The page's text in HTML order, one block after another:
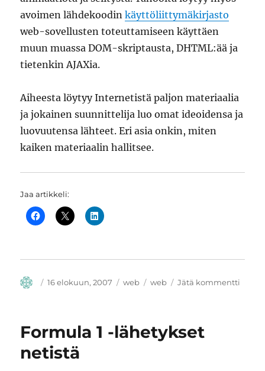
avoimen lähdekoodinkäyttöliittymäkirjasto
web-sovellusten toteuttamiseen käyttäen
muun muassa DOM-skriptausta, DHTML:ää ja
tietenkin AJAXia.
Aiheesta löytyy Internetistä paljon materiaalia
ja jokainen suunnittelija luo omat ideoidensa ja
luovuutensa lähteet. Eri asia onkin, miten
kaiken materiaalin hallitsee.
Jaa artikkeli:
Kirjoittaja
Julkaistu
16 elokuun, 2007 Kategoriat
web Avainsanat
web Jätä kommentti
Formula 1 -lähetykset
netistä